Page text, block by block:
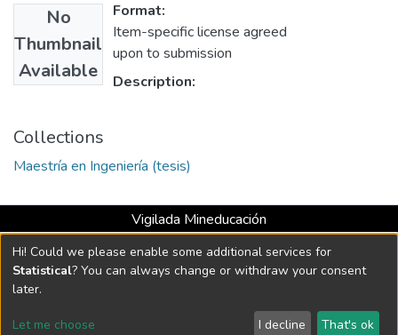
No
Thumbnail
Available
Format:
Item-specific license agreed
upon to submission
Description:
Collections
Maestría en Ingeniería (tesis)
Vigilada Mineducación
Universidad con Acreditación Institucional hasta 2026 -
Resolución MEN 2158 de 2018
DSpace software copyright © 2002-2026 LYRASIS
Hi! Could we please enable some additional services for
Statistical? You can always change or withdraw your consent
later.
Let me choose I decline That's ok